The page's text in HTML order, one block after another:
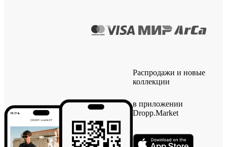
Распродажи и новые
коллекции
в приложении
Dropp.Market